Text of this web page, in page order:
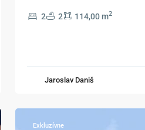
2 2 114,00 m2
Jaroslav Daniš
Exkluzívne